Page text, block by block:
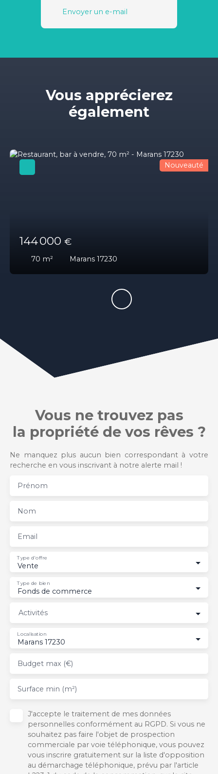
Envoyer un e-mail
Vous apprécierez
également
144 000 €
70 m² Marans 17230
Nouveauté
Vous ne trouvez pas
la propriété de vos rêves ?
Ne manquez plus aucun bien correspondant à votre
recherche en vous inscrivant à notre alerte mail !
Prénom
Nom
Email
Vente
Type d'offre
Fonds de commerce
Type de bien
Activités
Marans 17230
Localisation
Budget max (€)
Surface min (m²)
J'accepte le traitement de mes données
personnelles conformément au RGPD. Si vous ne
souhaitez pas faire l'objet de prospection
commerciale par voie téléphonique, vous pouvez
vous inscrire gratuitement sur la liste d'opposition
au démarchage téléphonique, prévu par l'article